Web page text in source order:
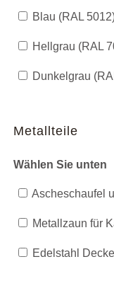
Blau (RAL
Hellgrau (RAL
Dunkelgrau
Metallteile
Wählen Sie unten
Ascheschaufel
Metallzaun für
Edelstahl